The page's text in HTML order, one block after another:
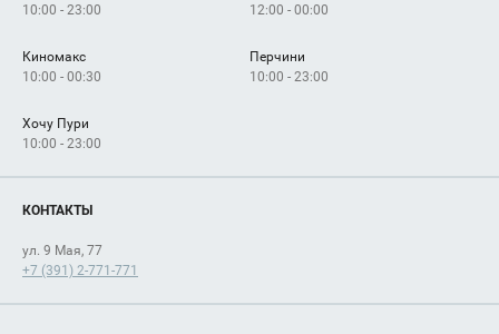
10:00 - 23:00
12:00 - 00:00
Киномакс
10:00 - 00:30
Перчини
10:00 - 23:00
Хочу Пури
10:00 - 23:00
КОНТАКТЫ
ул. 9 Мая, 77
+7 (391) 2-771-771